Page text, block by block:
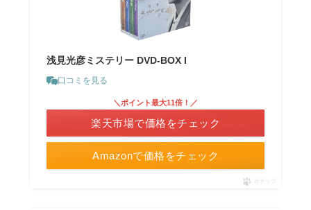
浅見光彦ミステリー DVD-BOX I
口コミを見る
Amazonで価格をチェック
＼ポイント最大11倍！／
楽天市場で価格をチェック
ポチップ